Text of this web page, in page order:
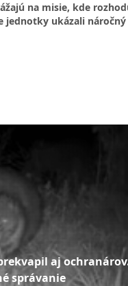
na misie, kde
jednotky ukázali
aj
správanie